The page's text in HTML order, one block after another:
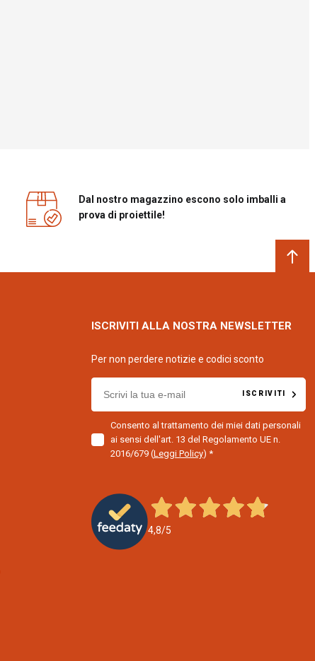
Dal nostro magazzino escono solo imballi a
prova di proiettile!
ISCRIVITI ALLA NOSTRA NEWSLETTER
Per non perdere notizie e codici sconto
i
l
n
e
w
ISCRIVITI
Consento al trattamento dei miei dati personali
ai sensi dell'art. 13 del Regolamento UE n.
2016/679 (Leggi Policy)
4,8/5